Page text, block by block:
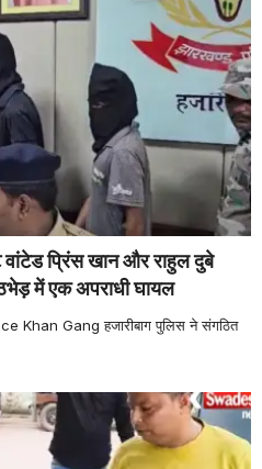
प्रिंस खान और राहुल दुबे
में एक अपराधी घायल
Gang हजारीबाग पुलिस ने संगठित